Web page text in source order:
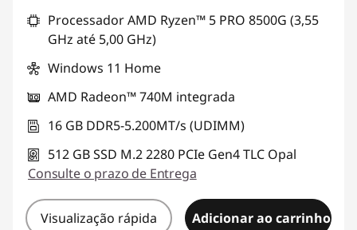
Processador AMD Ryzen™ 5 PRO 8500G (3,55
GHz até 5,00 GHz)
Windows 11 Home
AMD Radeon™ 740M integrada
16 GB DDR5-5.200MT/s (UDIMM)
512 GB SSD M.2 2280 PCIe Gen4 TLC Opal
Consulte o prazo de Entrega
Visualização rápida Adicionar ao carrinho